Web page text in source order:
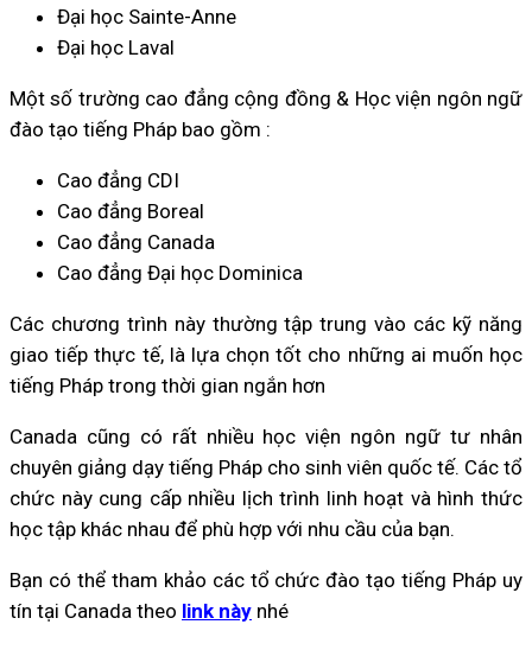
Đại học Sainte-Anne
Đại học Laval
Một số trường cao đẳng cộng đồng & Học viện ngôn ngữ
đào tạo tiếng Pháp bao gồm :
Cao đẳng CDI
Cao đẳng Boreal
Cao đẳng Canada
Cao đẳng Đại học Dominica
Các chương trình này thường tập trung vào các kỹ năng
giao tiếp thực tế, là lựa chọn tốt cho những ai muốn học
tiếng Pháp trong thời gian ngắn hơn
Canada cũng có rất nhiều học viện ngôn ngữ tư nhân
chuyên giảng dạy tiếng Pháp cho sinh viên quốc tế. Các tổ
chức này cung cấp nhiều lịch trình linh hoạt và hình thức
học tập khác nhau để phù hợp với nhu cầu của bạn.
Bạn có thể tham khảo các tổ chức đào tạo tiếng Pháp uy
tín tại Canada theo link này nhé